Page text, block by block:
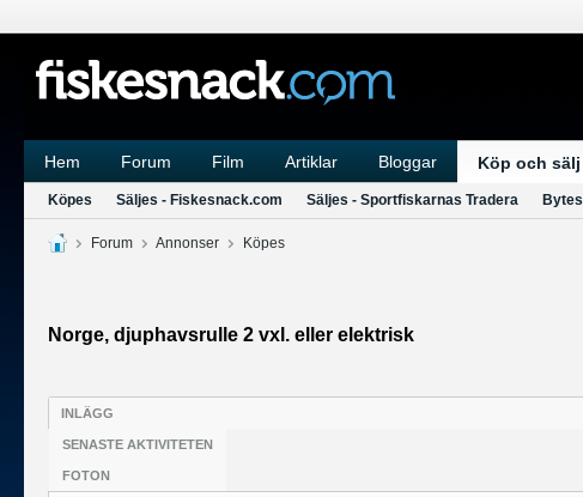
Hem Forum Film Artiklar Bloggar Köp och sälj
Köpes Säljes - Fiskesnack.com Säljes - Sportfiskarnas Tradera Bytes
Forum Annonser Köpes
Norge, djuphavsrulle 2 vxl. eller elektrisk
INLÄGG
SENASTE AKTIVITETEN
FOTON